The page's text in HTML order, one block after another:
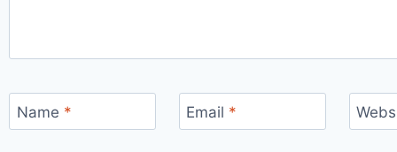
Name * Email *